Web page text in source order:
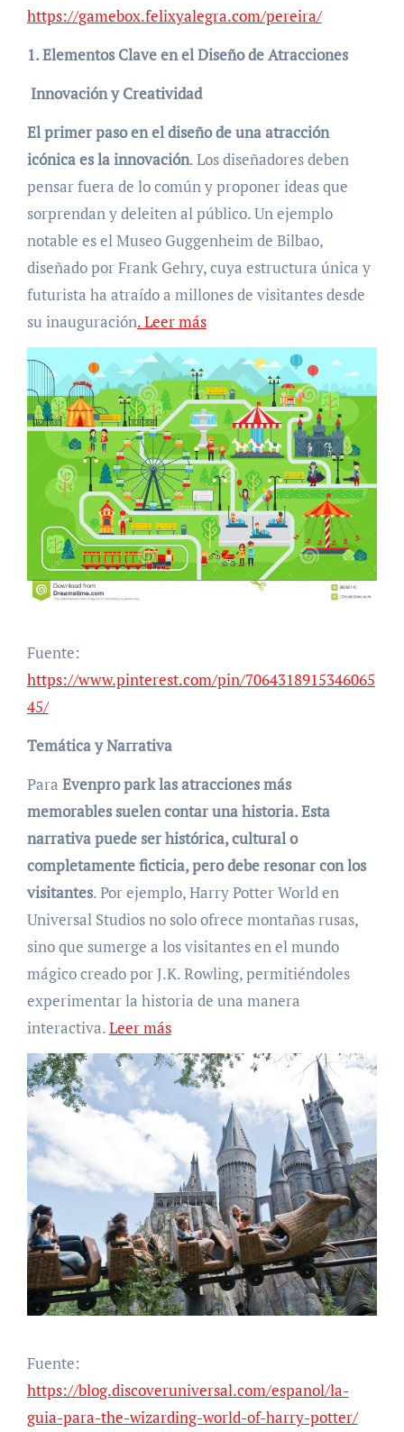
https://gamebox.felixyalegra.com/pereira/
1. Elementos Clave en el Diseño de Atracciones
Innovación y Creatividad
El primer paso en el diseño de una atracción
icónica es la innovación. Los diseñadores deben
pensar fuera de lo común y proponer ideas que
sorprendan y deleiten al público. Un ejemplo
notable es el Museo Guggenheim de Bilbao,
diseñado por Frank Gehry, cuya estructura única y
futurista ha atraído a millones de visitantes desde
su inauguración. Leer más
Fuente:
https://www.pinterest.com/pin/7064318915346065
45/
Temática y Narrativa
Para Evenpro parklas atracciones más
memorables suelen contar una historia. Esta
narrativa puede ser histórica, cultural o
completamente ficticia, pero debe resonar con los
visitantes. Por ejemplo, Harry Potter World en
Universal Studios no solo ofrece montañas rusas,
sino que sumerge a los visitantes en el mundo
mágico creado por J.K. Rowling, permitiéndoles
experimentar la historia de una manera
interactiva.Leer más
Fuente:
https://blog.discoveruniversal.com/espanol/la-
guia-para-the-wizarding-world-of-harry-potter/